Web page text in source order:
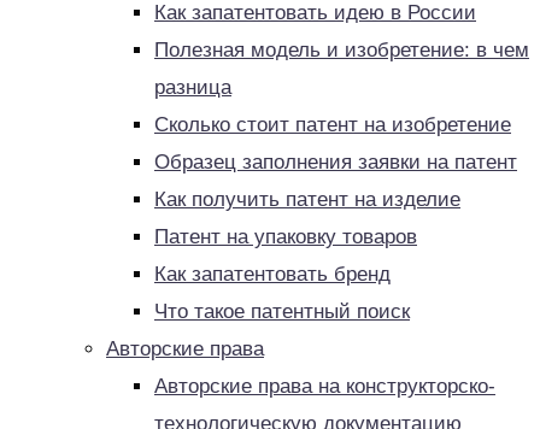
Как запатентовать идею в России
Полезная модель и изобретение: в чем
разница
Сколько стоит патент на изобретение
Образец заполнения заявки на патент
Как получить патент на изделие
Патент на упаковку товаров
Как запатентовать бренд
Что такое патентный поиск
Авторские права
Авторские права на конструкторско-
технологическую документацию